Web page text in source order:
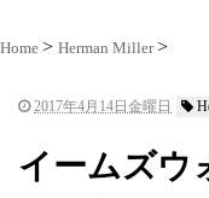
Home Herman Miller
2017年4月14日金曜日
イームズウ